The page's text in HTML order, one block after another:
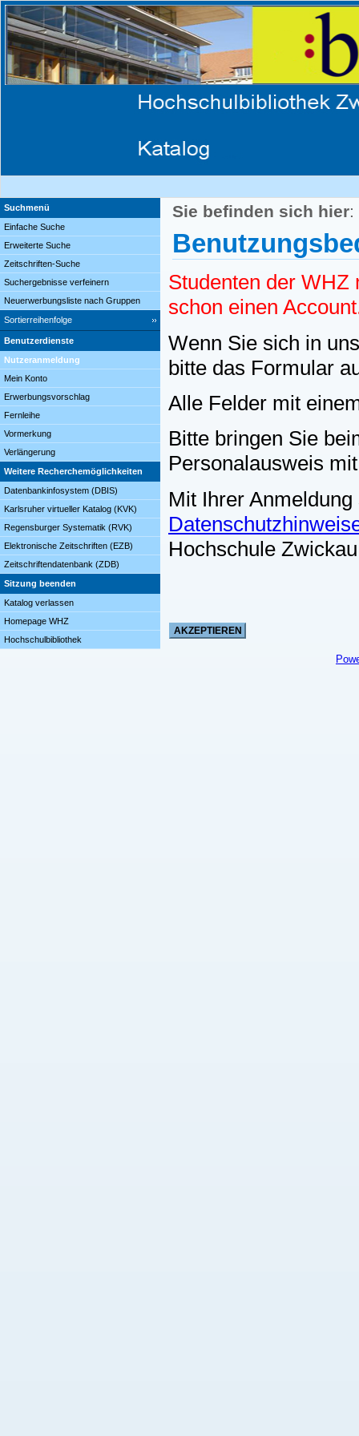
Suchmenü
Einfache Suche
Erweiterte Suche
Zeitschriften-Suche
Suchergebnisse verfeinern
Neuerwerbungsliste nach Gruppen
Sortierreihenfolge
Benutzerdienste
Nutzeranmeldung
Mein Konto
Erwerbungsvorschlag
Fernleihe
Vormerkung
Verlängerung
Weitere Recherchemöglichkeiten
Datenbankinfosystem (DBIS)
Karlsruher virtueller Katalog (KVK)
Regensburger Systematik (RVK)
Elektronische Zeitschriften (EZB)
Zeitschriftendatenbank (ZDB)
Sitzung beenden
Katalog verlassen
Homepage WHZ
Hochschulbibliothek
Sie befinden sich hier:
Studenten der WHZ
schon einen
Wenn Sie sich in
bitte das Formular
Alle Felder mit
Bitte bringen Sie
Personalausweis
Mit Ihrer
Hochschule